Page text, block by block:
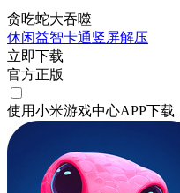
贪吃蛇大吞噬
休闲益智卡通竖屏解压
立即下载
官方正版
使用小米游戏中心APP下载